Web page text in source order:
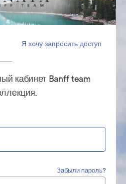
Я хочу запросить доступ
кабинет Banff team
Забыли пароль?